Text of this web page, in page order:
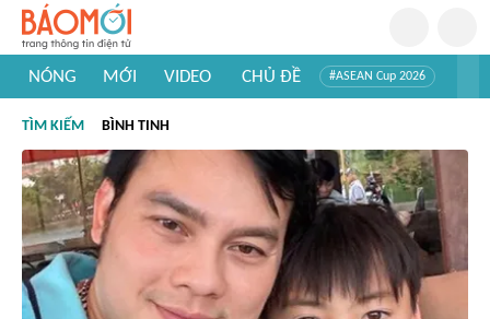
NÓNG MỚI VIDEO CHỦ ĐỀ #ASEAN Cup 2026
#Khám phá thế giới
TÌM KIẾM BÌNH TINH